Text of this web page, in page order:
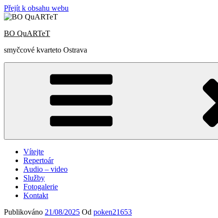
Přejít k obsahu webu
BO QuARTeT
smyčcové kvarteto Ostrava
Vítejte
Repertoár
Audio – video
Služby
Fotogalerie
Kontakt
Publikováno 21/08/2025 Od poken21653